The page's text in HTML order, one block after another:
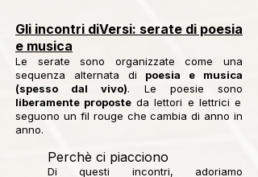
Gli incontri diVersi: serate di poesia
e musica
Le serate sono organizzate come una
sequenza alternata di poesia e musica
(spesso dal vivo). Le poesie sono
liberamente proposte da lettori e lettrici e
seguono un fil rouge che cambia di anno in
anno.
Perchè ci piacciono
Di questi incontri, adoriamo